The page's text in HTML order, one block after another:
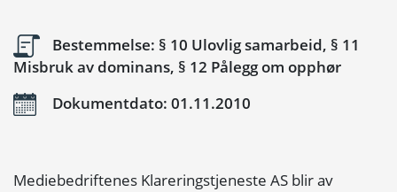
Bestemmelse: § 10 Ulovlig samarbeid, § 11
Misbruk av dominans, § 12 Pålegg om opphør
Dokumentdato: 01.11.2010
Mediebedriftenes Klareringstjeneste AS blir av